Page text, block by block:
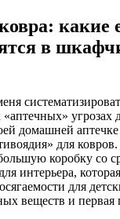
какие
в
угрозах
домашней аптечке
для ковров.
коробку со
интерьера,
для
веществ и первая